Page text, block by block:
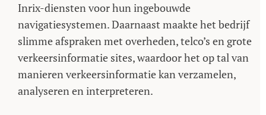
Inrix-diensten voor hun ingebouwde
navigatiesystemen. Daarnaast maakte het bedrijf
slimme afspraken met overheden, telco’s en grote
verkeersinformatie sites, waardoor het op tal van
manieren verkeersinformatie kan verzamelen,
analyseren en interpreteren.